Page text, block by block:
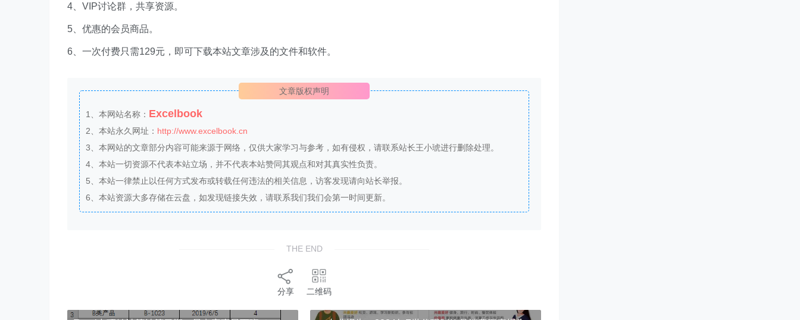
4、VIP讨论群，共享资源。
5、优惠的会员商品。
6、一次付费只需129元，即可下载本站文章涉及的文件和软件。
文章版权声明
1、本网站名称： Excelbook
2、本站永久网址： http://www.excelbook.cn
3、本网站的文章部分内容可能来源于网络，仅供大家学习与参考，如有侵权，请联系站长王小琥进行删除处理。
4、本站一切资源不代表本站立场，并不代表本站赞同其观点和对其真实性负责。
5、本站一律禁止以任何方式发布或转载任何违法的相关信息，访客发现请向站长举报。
6、本站资源大多存储在云盘，如发现链接失效，请联系我们我们会第一时间更新。
THE END
分享 二维码